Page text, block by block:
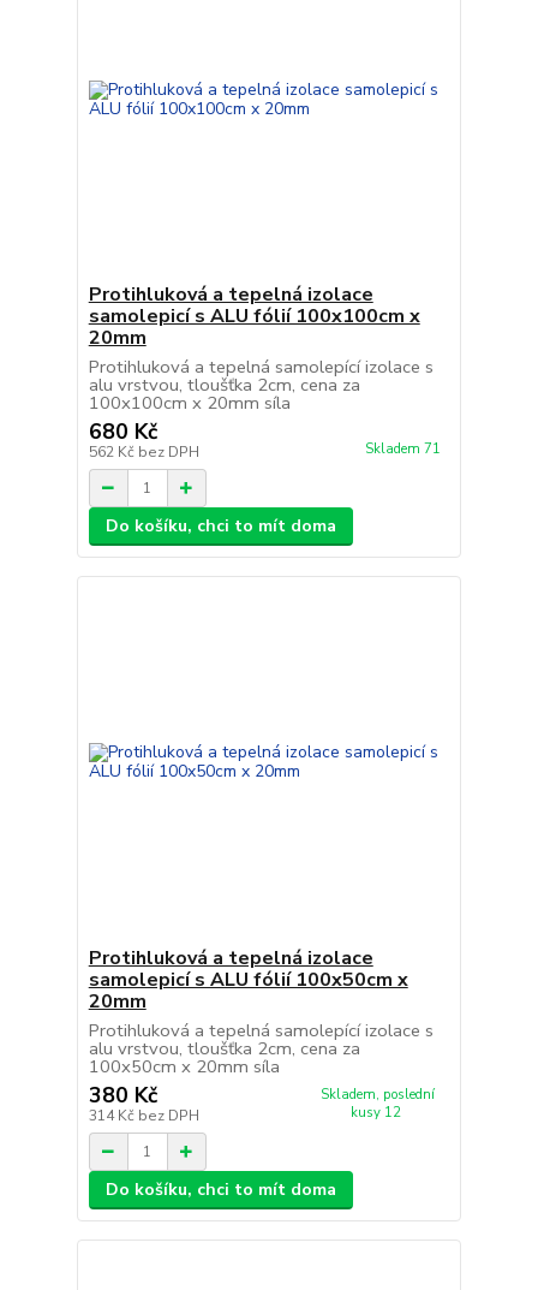
Protihluková a tepelná izolace
samolepicí s ALU fólií 100x100cm x
20mm
Protihluková a tepelná samolepící izolace s
alu vrstvou, tloušťka 2cm, cena za
100x100cm x 20mm síla
680 Kč
562 Kč bez DPH Skladem 71
Do košíku, chci to mít doma
Protihluková a tepelná izolace
samolepicí s ALU fólií 100x50cm x
20mm
Protihluková a tepelná samolepící izolace s
alu vrstvou, tloušťka 2cm, cena za
100x50cm x 20mm síla
380 Kč
314 Kč bez DPH
Skladem, poslední
kusy 12
Do košíku, chci to mít doma